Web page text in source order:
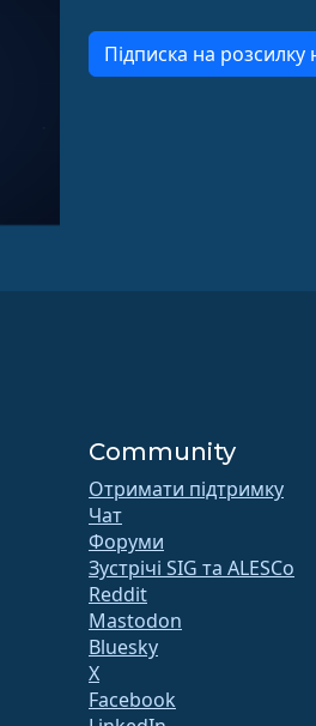
Підписка на
Community
Отримати підтримку
Чат
Форуми
Зустрічі SIG та ALESCo
Reddit
Mastodon
Bluesky
X
Facebook